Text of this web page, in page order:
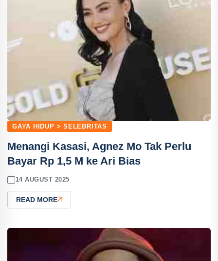
GAYA HIDUP > SELEBRITAS
Menangi Kasasi, Agnez Mo Tak Perlu
Bayar Rp 1,5 M ke Ari Bias
14 AUGUST 2025
READ MORE